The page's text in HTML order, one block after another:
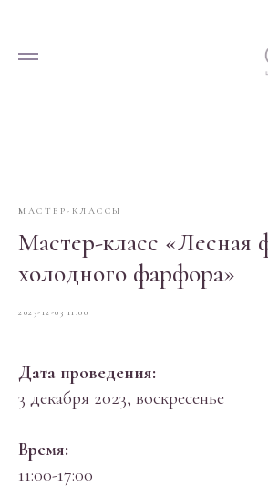
МАСТЕР-КЛАССЫ
Мастер-класс «Лесная
холодного фарфора»
2023-12-03 11:00
Дата проведения:
3 декабря 2023, воскресенье
Время:
11:00-17:00